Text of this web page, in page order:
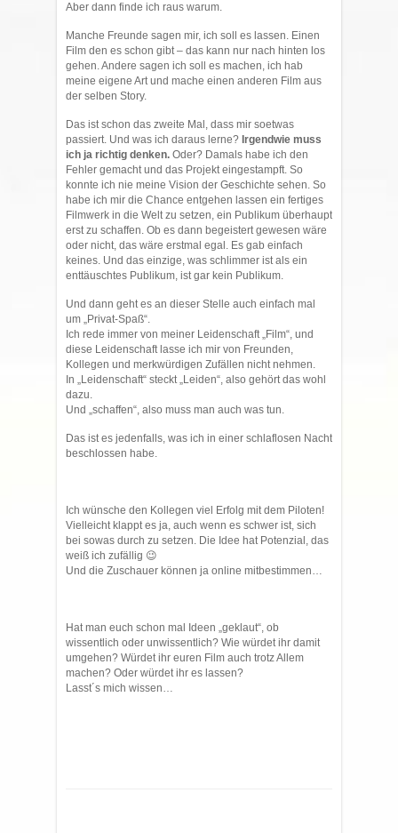
Aber dann finde ich raus warum.
Manche Freunde sagen mir, ich soll es lassen. Einen
Film den es schon gibt – das kann nur nach hinten los
gehen. Andere sagen ich soll es machen, ich hab
meine eigene Art und mache einen anderen Film aus
der selben Story.
Das ist schon das zweite Mal, dass mir soetwas
passiert. Und was ich daraus lerne? Irgendwie muss
ich ja richtig denken. Oder? Damals habe ich den
Fehler gemacht und das Projekt eingestampft. So
konnte ich nie meine Vision der Geschichte sehen. So
habe ich mir die Chance entgehen lassen ein fertiges
Filmwerk in die Welt zu setzen, ein Publikum überhaupt
erst zu schaffen. Ob es dann begeistert gewesen wäre
oder nicht, das wäre erstmal egal. Es gab einfach
keines. Und das einzige, was schlimmer ist als ein
enttäuschtes Publikum, ist gar kein Publikum.
Und dann geht es an dieser Stelle auch einfach mal
um „Privat-Spaß“.
Ich rede immer von meiner Leidenschaft „Film“, und
diese Leidenschaft lasse ich mir von Freunden,
Kollegen und merkwürdigen Zufällen nicht nehmen.
In „Leidenschaft“ steckt „Leiden“, also gehört das wohl
dazu.
Und „schaffen“, also muss man auch was tun.
Das ist es jedenfalls, was ich in einer schlaflosen Nacht
beschlossen habe.
Ich wünsche den Kollegen viel Erfolg mit dem Piloten!
Vielleicht klappt es ja, auch wenn es schwer ist, sich
bei sowas durch zu setzen. Die Idee hat Potenzial, das
weiß ich zufällig 😉
Und die Zuschauer können ja online mitbestimmen…
Hat man euch schon mal Ideen „geklaut“, ob
wissentlich oder unwissentlich? Wie würdet ihr damit
umgehen? Würdet ihr euren Film auch trotz Allem
machen? Oder würdet ihr es lassen?
Lasst´s mich wissen…